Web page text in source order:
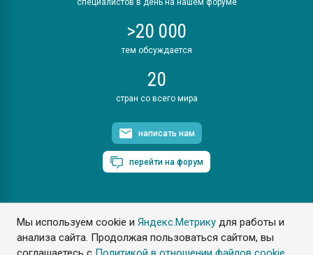
Мы используем cookie иЯндекс.Метрику для работы и
анализа сайта. Продолжая пользоваться сайтом, вы
>20 000
тем обсуждается
20
стран со всего мира
написать нам
перейти на форум
ПластЭксперт © 2006. Все права защищены
Разрешается копирование материалов сайта с обязательной
ссылкой на www.e-plastic.ru